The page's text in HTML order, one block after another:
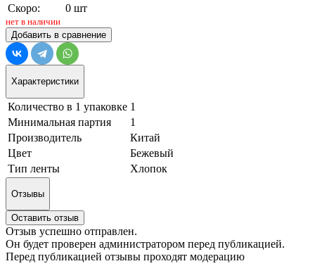
Скоро:
0 шт
нет в наличии
Добавить в сравнение
Характеристики
Количество в 1 упаковке 1
Минимальная партия
1
Производитель
Китай
Цвет
Бежевый
Тип ленты
Хлопок
Отзывы
Оставить отзыв
Отзыв успешно отправлен.
Он будет проверен администратором перед публикацией.
Перед публикацией отзывы проходят модерацию